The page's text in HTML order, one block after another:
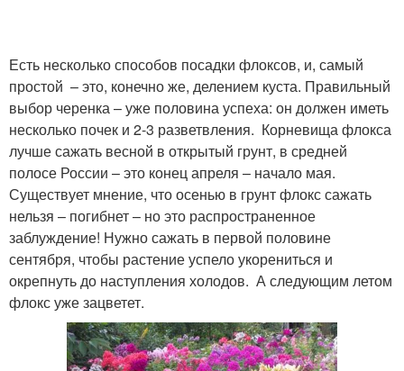
Есть несколько способов посадки флоксов, и, самый
простой – это, конечно же, делением куста. Правильный
выбор черенка – уже половина успеха: он должен иметь
несколько почек и 2-3 разветвления. Корневища флокса
лучше сажать весной в открытый грунт, в средней
полосе России – это конец апреля – начало мая.
Существует мнение, что осенью в грунт флокс сажать
нельзя – погибнет – но это распространенное
заблуждение! Нужно сажать в первой половине
сентября, чтобы растение успело укорениться и
окрепнуть до наступления холодов. А следующим летом
флокс уже зацветет.